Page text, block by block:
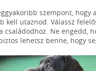
szempont,
utaznod. Válassz
Ne engedd,
lehetsz benne, hogy